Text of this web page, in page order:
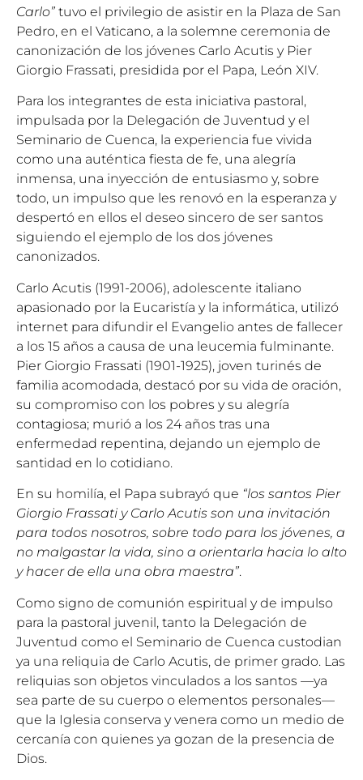
Carlo” tuvo el privilegio de asistir en la Plaza de San
Pedro, en el Vaticano, a la solemne ceremonia de
canonización de los jóvenes Carlo Acutis y Pier
Giorgio Frassati, presidida por el Papa, León XIV.
Para los integrantes de esta iniciativa pastoral,
impulsada por la Delegación de Juventud y el
Seminario de Cuenca, la experiencia fue vivida
como una auténtica fiesta de fe, una alegría
inmensa, una inyección de entusiasmo y, sobre
todo, un impulso que les renovó en la esperanza y
despertó en ellos el deseo sincero de ser santos
siguiendo el ejemplo de los dos jóvenes
canonizados.
Carlo Acutis (1991-2006), adolescente italiano
apasionado por la Eucaristía y la informática, utilizó
internet para difundir el Evangelio antes de fallecer
a los 15 años a causa de una leucemia fulminante.
Pier Giorgio Frassati (1901-1925), joven turinés de
familia acomodada, destacó por su vida de oración,
su compromiso con los pobres y su alegría
contagiosa; murió a los 24 años tras una
enfermedad repentina, dejando un ejemplo de
santidad en lo cotidiano.
En su homilía, el Papa subrayó que “los santos Pier
Giorgio Frassati y Carlo Acutis son una invitación
para todos nosotros, sobre todo para los jóvenes, a
no malgastar la vida, sino a orientarla hacia lo alto
y hacer de ella una obra maestra”.
Como signo de comunión espiritual y de impulso
para la pastoral juvenil, tanto la Delegación de
Juventud como el Seminario de Cuenca custodian
ya una reliquia de Carlo Acutis, de primer grado. Las
reliquias son objetos vinculados a los santos —ya
sea parte de su cuerpo o elementos personales—
que la Iglesia conserva y venera como un medio de
cercanía con quienes ya gozan de la presencia de
Dios.